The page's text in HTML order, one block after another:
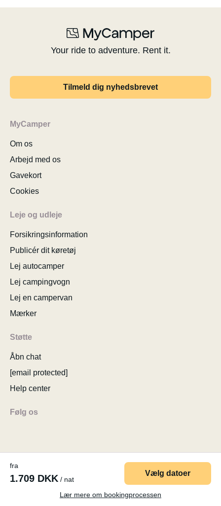
fra
1.709 DKK / nat
Vælg datoer
Lær mere om bookingprocessen
Your ride to adventure. Rent it.
Tilmeld dig nyhedsbrevet
MyCamper
Om os
Arbejd med os
Gavekort
Cookies
Leje og udleje
Forsikringsinformation
Publicér dit køretøj
Lej autocamper
Lej campingvogn
Lej en campervan
Mærker
Støtte
Åbn chat
[email protected]
Help center
Følg os
© 2026 MyCamper AG
Generelle brugervilkår
Personlige oplysninger
Virksomhedsoplysninger
Ændre cookie-samtykke